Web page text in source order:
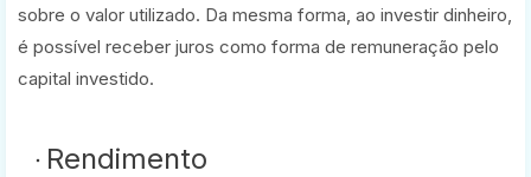
sobre o valor utilizado. Da mesma forma, ao investir dinheiro,
é possível receber juros como forma de remuneração pelo
capital investido.
Rendimento